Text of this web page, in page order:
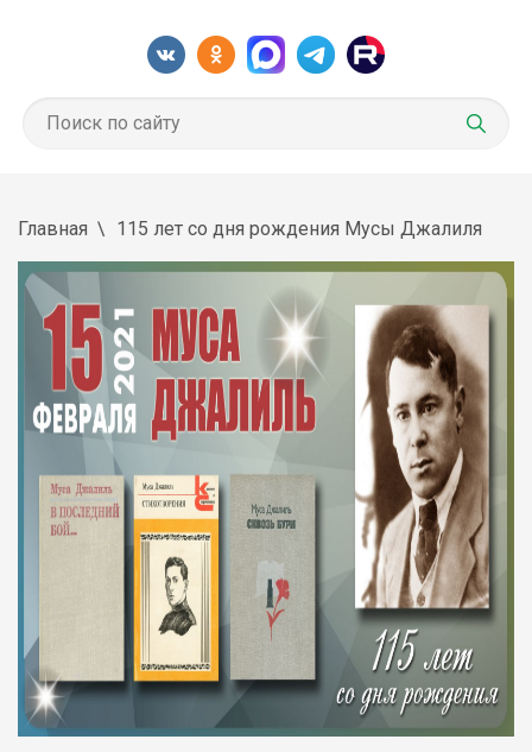
Главная 115 лет со дня рождения Мусы Джалиля